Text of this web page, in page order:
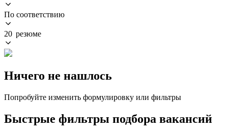
По соответствию
20 резюме
Ничего не нашлось
Попробуйте изменить формулировку или фильтры
Быстрые фильтры подбора вакансий